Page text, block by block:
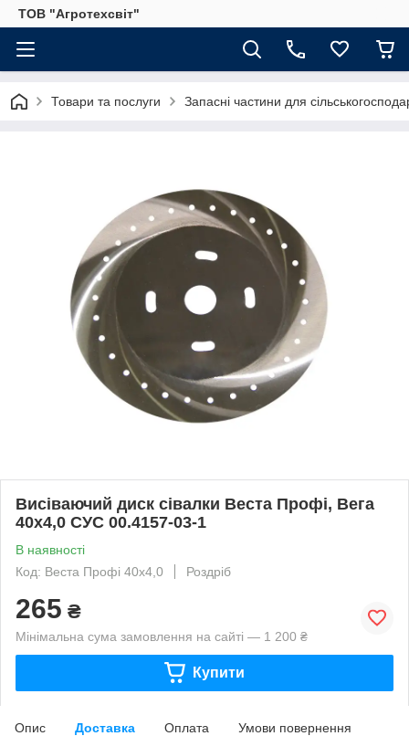
ТОВ "Агротехсвіт"
Товари та послуги Запасні частини для
Висіваючий диск сівалки Веста Профі, Вега
40х4,0 СУС 00.4157-03-1
В наявності
Код: Веста Профі 40х4,0
Роздріб
265 ₴
Мінімальна сума замовлення на сайті — 1 200 ₴
Купити
Опис Доставка Оплата Умови повернення